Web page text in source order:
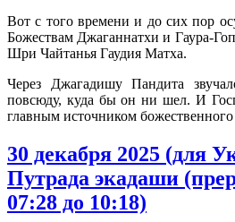
Вот с того времени и до сих пор
Божествам Джаганнатхи и Гаура-
Шри Чайтанья Гаудия Матха.
Через Джагадишу Пандита
повсюду, куда бы он ни шел. И
главным источником
30 декабря 2025 (для
Путрада экадаши
07:28 до 10:18)